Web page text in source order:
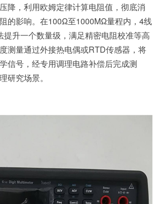
降，利用欧姆定律计算电阻值，彻底消
的影响。在100Ω至1000MΩ量程内，4线
提升一个数量级，满足精密电阻校准等高
测量通过外接热电偶或RTD传感器，将
信号，经专用调理电路补偿后完成测
研究场景。​